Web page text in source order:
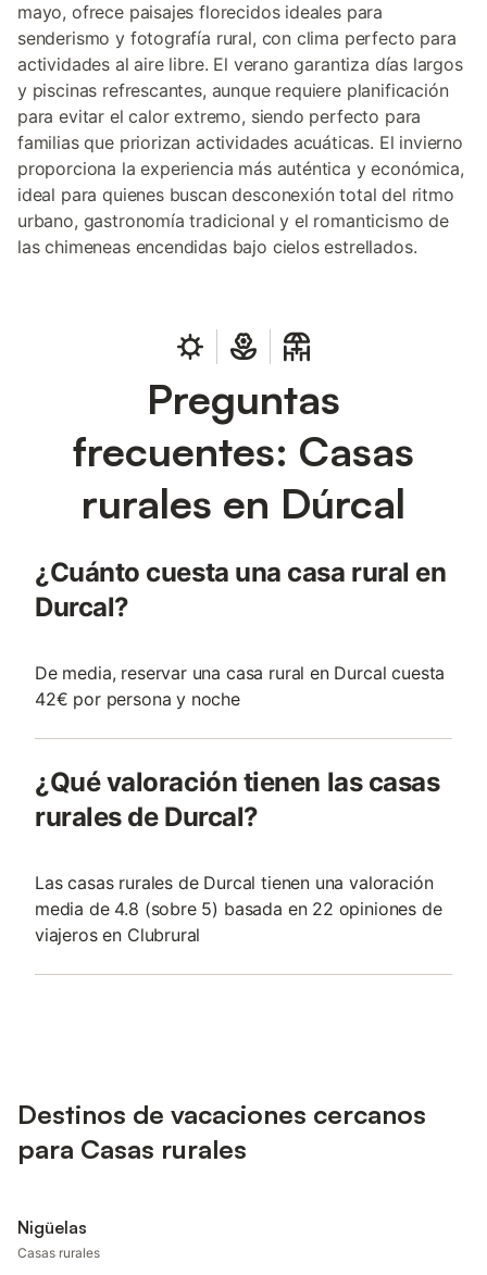
mayo, ofrece paisajes florecidos ideales para
senderismo y fotografía rural, con clima perfecto para
actividades al aire libre. El verano garantiza días largos
y piscinas refrescantes, aunque requiere planificación
para evitar el calor extremo, siendo perfecto para
familias que priorizan actividades acuáticas. El invierno
proporciona la experiencia más auténtica y económica,
ideal para quienes buscan desconexión total del ritmo
urbano, gastronomía tradicional y el romanticismo de
las chimeneas encendidas bajo cielos estrellados.
Preguntas
frecuentes: Casas
rurales en Dúrcal
¿Cuánto cuesta una casa rural en
Durcal?
De media, reservar una casa rural en Durcal cuesta
42€ por persona y noche
¿Qué valoración tienen las casas
rurales de Durcal?
Las casas rurales de Durcal tienen una valoración
media de 4.8 (sobre 5) basada en 22 opiniones de
viajeros en Clubrural
Destinos de vacaciones cercanos
para Casas rurales
Nigüelas
Casas rurales